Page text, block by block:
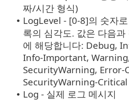
짜/시간 형식)
• LogLevel - [0-8]의 숫자
록의 심각도. 값은 다음
에 해당합니다: Debug,
Info-Important,
SecurityWarning, Error-
SecurityWarning-Critical
• Log - 실제 로그 메시지